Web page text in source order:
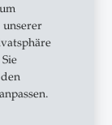
unserer
Vorgaben